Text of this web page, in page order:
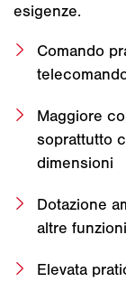
esigenze.
Comando
Maggiore
soprattutto
dimensioni
Dotazione
altre
Elevata